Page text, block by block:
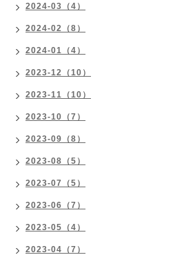
2024-03（4）
2024-02（8）
2024-01（4）
2023-12（10）
2023-11（10）
2023-10（7）
2023-09（8）
2023-08（5）
2023-07（5）
2023-06（7）
2023-05（4）
2023-04（7）